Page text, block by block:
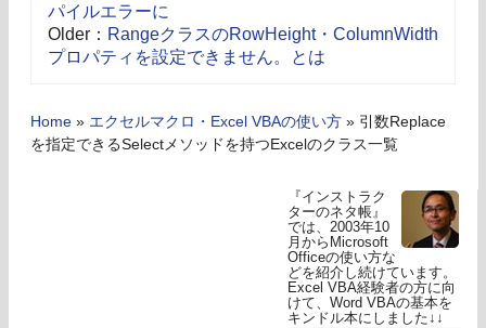
パイルエラーに
Older： RangeクラスのRowHeight・ColumnWidth
プロパティを設定できません。とは
Home » エクセルマクロ・Excel VBAの使い方 » 引数Replace
を指定できるSelectメソッドを持つExcelのクラス一覧
『インストラク
ターのネタ帳』
では、2003年10
月からMicrosoft
Officeの使い方な
どを紹介し続けています。
Excel VBA経験者の方に向
けて、Word VBAの基本を
キンドル本にしました↓↓